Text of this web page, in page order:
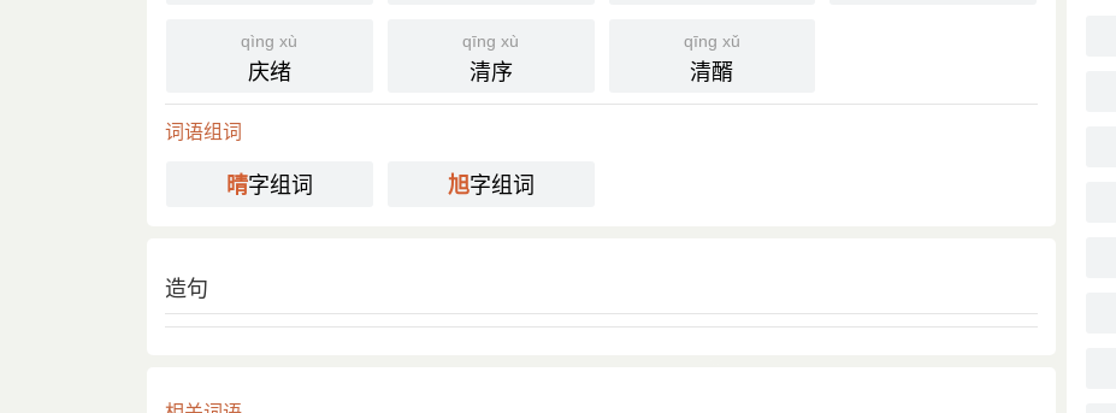
qìng xù
庆绪
qīng xù
清序
qīng xǔ
清醑
词语组词
晴字组词 旭字组词
造句